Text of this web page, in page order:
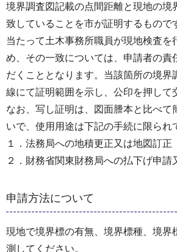
境界調査図記載の点間距離と現地の境
致していることを市が証明するもので
当たって土木事務所職員が現地検査を
め、その一致については、申請者の責
だくこととなります。当該箇所の境界
線にて証明範囲を示し、公印を押して
なお、写し証明は、図面謄本と比べて
いで、使用用途は下記の手続に限られ
１．法務局への地積更正又は地図訂正
２．財務省関東財務局への払下げ申請
申請方法について
現地で境界標の有無、境界標種、境界
測してください。